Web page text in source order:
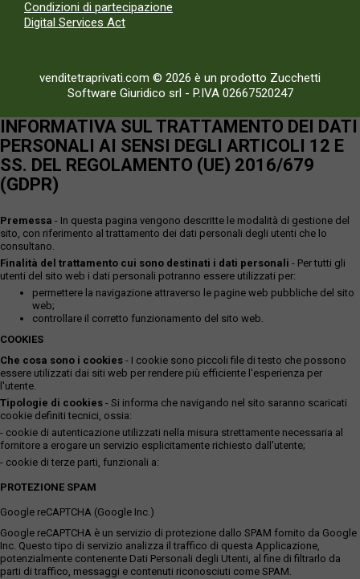
Condizioni di partecipazione
Digital Services Act
venditetraprivati.com © 2026 è un prodotto Zucchetti
Software Giuridico srl - P.IVA 02667520247
INFORMATIVA SUL TRATTAMENTO DEI DATI
PERSONALI AI SENSI DEGLI ARTICOLI 12 E
SS. DEL REGOLAMENTO (UE) 2016/679
(GDPR)
Premessa - In questa pagina vengono descritte le modalità di gestione del
sito, con riferimento al trattamento dei dati personali degli utenti che lo
consultano.
Finalità del trattamento cui sono destinati i dati personali - Per tutti gli
utenti del sito web i dati personali potranno essere utilizzati per:
permettere la navigazione attraverso le pagine web pubbliche del sito
web;
controllare il corretto funzionamento del sito web.
COOKIES
Che cosa sono i cookies - I cookie sono piccoli file di testo che possono
essere utilizzati dai siti web per rendere più efficiente l'esperienza per
l'utente.
Tipologie di cookies - Si informa che navigando nel sito saranno scaricati
cookie definiti tecnici, ossia:
- cookie di autenticazione utilizzati nella misura strettamente necessaria al
fornitore a erogare un servizio esplicitamente richiesto dall'utente;
- cookie di terze parti, funzionali a:
PROTEZIONE SPAM
Google reCAPTCHA (Google Inc.)
Google reCAPTCHA è un servizio di protezione dallo SPAM fornito da Google
Inc. Questo tipo di servizio analizza il traffico di questa Applicazione,
potenzialmente contenente Dati Personali degli Utenti, al fine di filtrarlo da
parti di traffico, messaggi e contenuti riconosciuti come SPAM.